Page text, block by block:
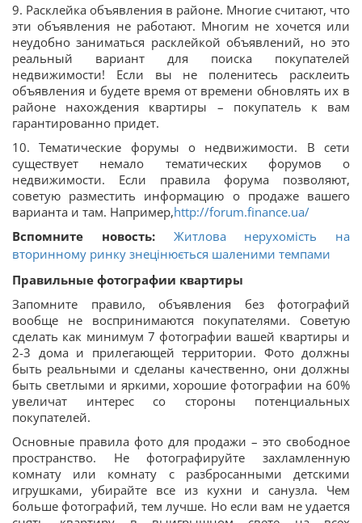
9. Расклейка объявления в районе. Многие считают, что
эти объявления не работают. Многим не хочется или
неудобно заниматься расклейкой объявлений, но это
реальный вариант для поиска покупателей
недвижимости! Если вы не поленитесь расклеить
объявления и будете время от времени обновлять их в
районе нахождения квартиры – покупатель к вам
гарантированно придет.
10. Тематические форумы о недвижимости. В сети
существует немало тематических форумов о
недвижимости. Если правила форума позволяют,
советую разместить информацию о продаже вашего
варианта и там. Например,http://forum.finance.ua/
Вспомните новость: Житлова нерухомість на
вторинному ринку знецінюється шаленими темпами
Правильные фотографии квартиры
Запомните правило, объявления без фотографий
вообще не воспринимаются покупателями. Советую
сделать как минимум 7 фотографии вашей квартиры и
2-3 дома и прилегающей территории. Фото должны
быть реальными и сделаны качественно, они должны
быть светлыми и яркими, хорошие фотографии на 60%
увеличат интерес со стороны потенциальных
покупателей.
Основные правила фото для продажи – это свободное
пространство. Не фотографируйте захламленную
комнату или комнату с разбросанными детскими
игрушками, убирайте все из кухни и санузла. Чем
больше фотографий, тем лучше. Но если вам не удается